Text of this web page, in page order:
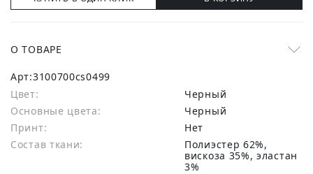
О ТОВАРЕ
Арт:3100700cs0499
Цвет:
Черный
Основные цвета:
черный
Принт:
Нет
Состав ткани:
полиэстер 62%,
вискоза 35%, эластан
3%